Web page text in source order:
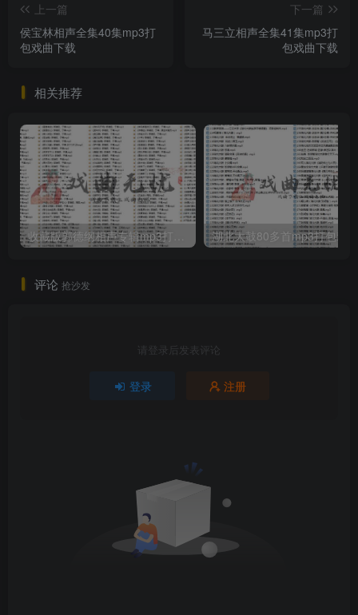
上一篇
侯宝林相声全集40集mp3打
包戏曲下载
下一篇
马三立相声全集41集mp3打
包戏曲下载
相关推荐
收藏版郭德纲相声专辑mp3打包戏曲下载
评论 抢沙发
请登录后发表评论
登录 注册